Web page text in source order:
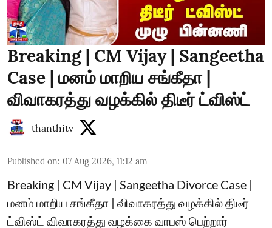
Breaking | CM Vijay | Sangeetha
Case | மனம் மாறிய சங்கீதா |
விவாகரத்து வழக்கில் திடீர் ட்விஸ்ட்
thanthitv
Published on: 07 Aug 2026, 11:12 am
Breaking | CM Vijay | Sangeetha Divorce Case |
மனம் மாறிய சங்கீதா | விவாகரத்து வழக்கில் திடீர்
ட்விஸ்ட் விவாகரத்து வழக்கை வாபஸ் பெற்றார்